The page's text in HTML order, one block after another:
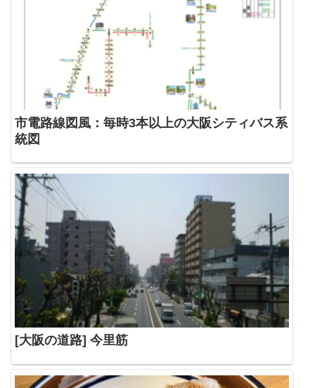
市電路線図風：毎時3本以上の大阪シティバス系
統図
[大阪の道路] 今里筋